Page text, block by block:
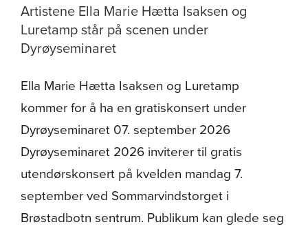
Artistene Ella Marie Hætta Isaksen og
Luretamp står på scenen under
Dyrøyseminaret
Ella Marie Hætta Isaksen og Luretamp
kommer for å ha en gratiskonsert under
Dyrøyseminaret 07. september 2026
Dyrøyseminaret 2026 inviterer til gratis
utendørskonsert på kvelden mandag 7.
september ved Sommarvindstorget i
Brøstadbotn sentrum. Publikum kan glede seg